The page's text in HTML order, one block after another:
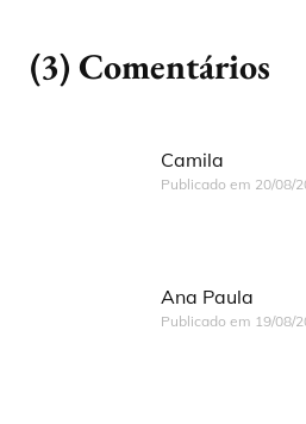
(3) Comentários
Camila
Publicado em 20/08/
Ana Paula
Publicado em 19/08/